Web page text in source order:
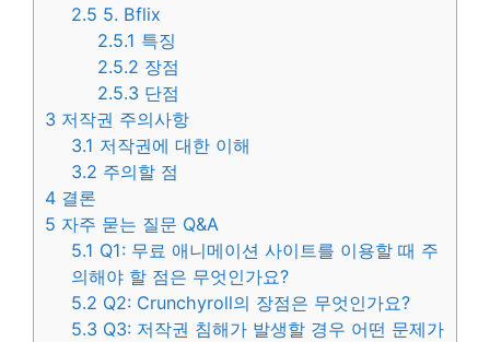
2.5 5. Bflix
2.5.1 특징
2.5.2 장점
2.5.3 단점
3 저작권 주의사항
3.1 저작권에 대한 이해
3.2 주의할 점
4 결론
5 자주 묻는 질문 Q&A
5.1 Q1: 무료 애니메이션 사이트를 이용할 때 주
의해야 할 점은 무엇인가요?
5.2 Q2: Crunchyroll의 장점은 무엇인가요?
5.3 Q3: 저작권 침해가 발생할 경우 어떤 문제가